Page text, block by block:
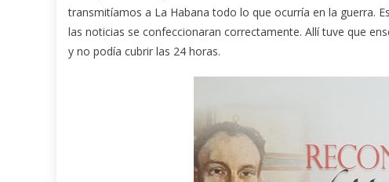
transmitíamos a La Habana todo lo que ocurría en la guerra.
las noticias se confeccionaran correctamente. Allí tuve que
y no podía cubrir las 24 horas.